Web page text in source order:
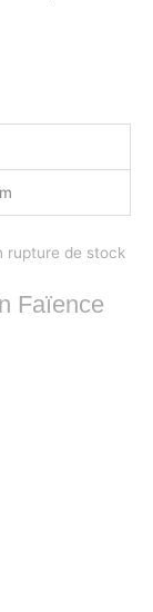
rupture de stock
Faïence